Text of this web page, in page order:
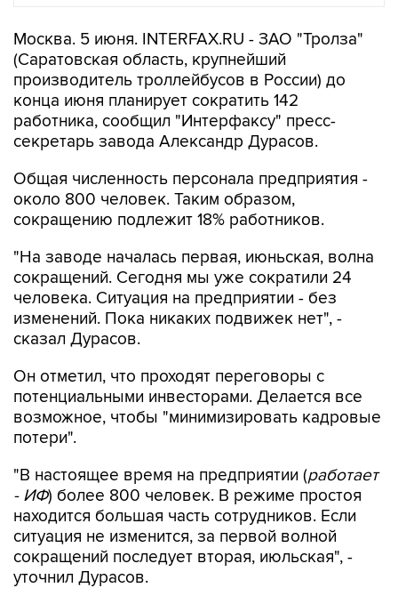
Москва. 5 июня. INTERFAX.RU - ЗАО "Тролза"
(Саратовская область, крупнейший
производитель троллейбусов в России) до
конца июня планирует сократить 142
работника, сообщил "Интерфаксу" пресс-
секретарь завода Александр Дурасов.
Общая численность персонала предприятия -
около 800 человек. Таким образом,
сокращению подлежит 18% работников.
"На заводе началась первая, июньская, волна
сокращений. Сегодня мы уже сократили 24
человека. Ситуация на предприятии - без
изменений. Пока никаких подвижек нет", -
сказал Дурасов.
Он отметил, что проходят переговоры с
потенциальными инвесторами. Делается все
возможное, чтобы "минимизировать кадровые
потери".
"В настоящее время на предприятии (работает
- ИФ) более 800 человек. В режиме простоя
находится большая часть сотрудников. Если
ситуация не изменится, за первой волной
сокращений последует вторая, июльская", -
уточнил Дурасов.